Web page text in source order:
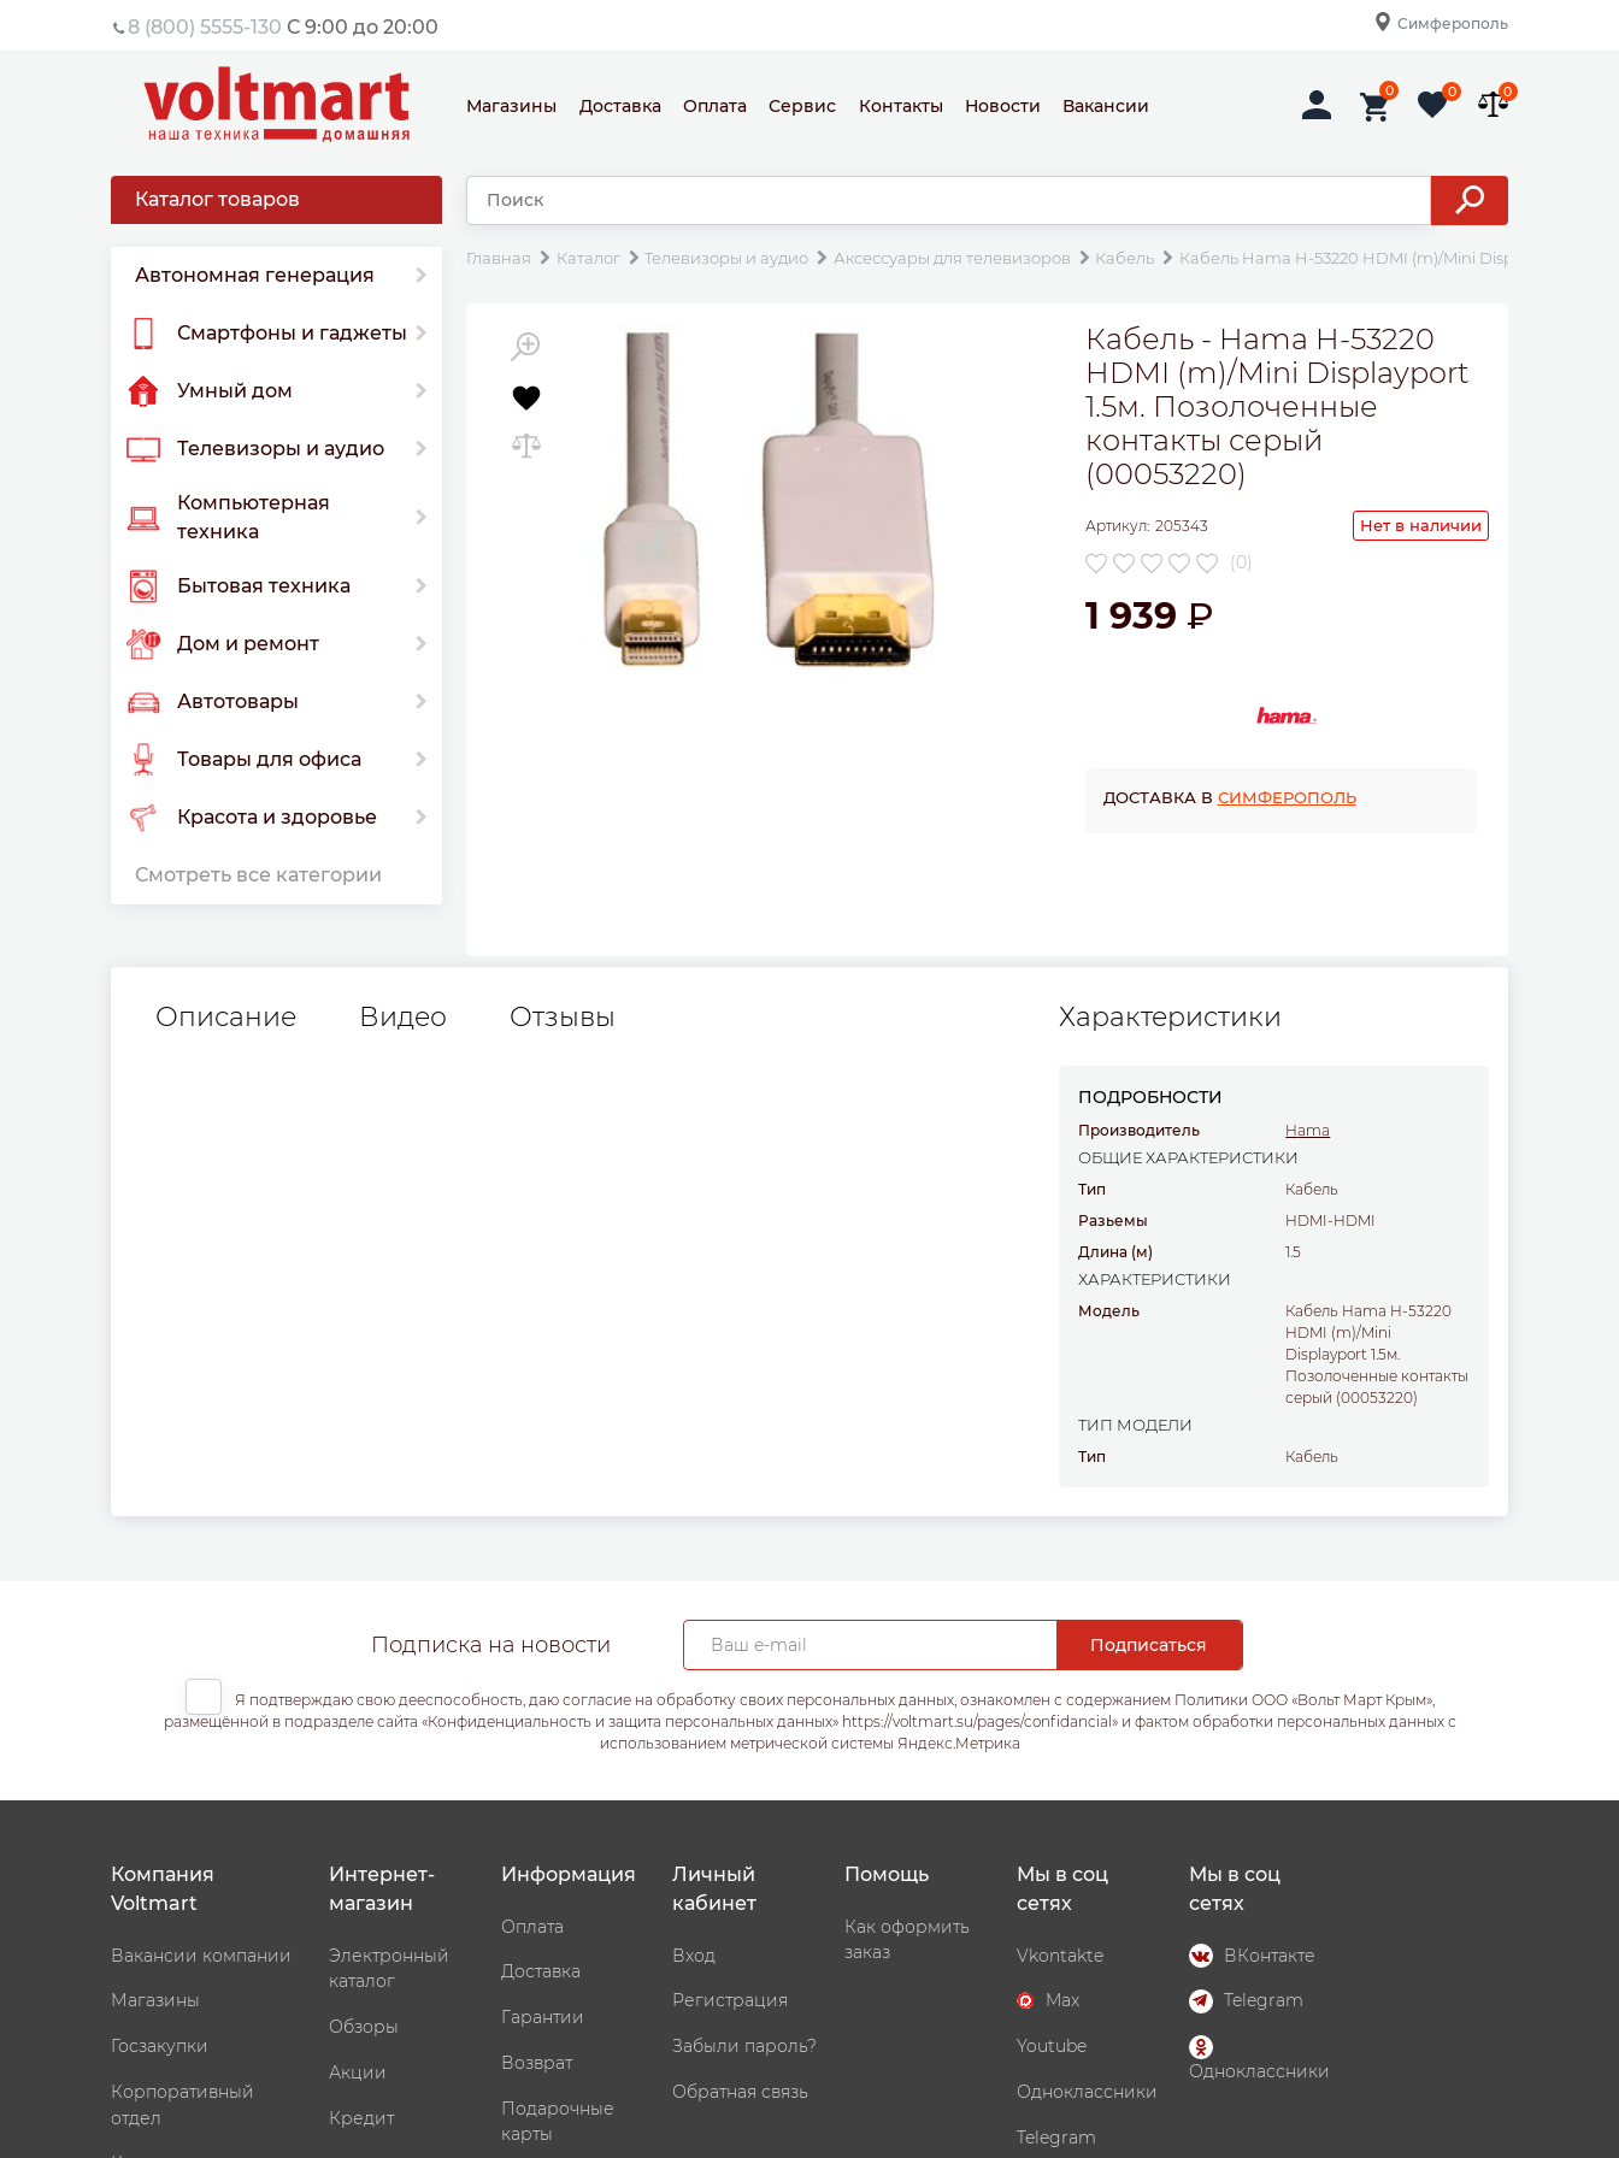
8 (800) 5555-130 С 9:00 до 20:00 Симферополь
Магазины Доставка Оплата Сервис Контакты Новости Вакансии
0 0 0
Каталог товаров
Автономная генерация
Смартфоны и гаджеты
Умный дом
Телевизоры и аудио
Компьютерная
техника
Бытовая техника
Дом и ремонт
Автотовары
Товары для офиса
Красота и здоровье
Смотреть все категории
Главная Каталог Телевизоры и аудио Аксессуары для телевизоров Кабель Кабель Hama H-53220 HDMI (m)/Mini Displayport
Кабель - Hama H-53220
HDMI (m)/Mini Displayport
1.5м. Позолоченные
контакты серый
(00053220)
Артикул: 205343 Нет в наличии
(0)
1 939
ДОСТАВКА В СИМФЕРОПОЛЬ
Описание Видео Отзывы Характеристики
ПОДРОБНОСТИ
Производитель Hama
ОБЩИЕ ХАРАКТЕРИСТИКИ
Тип
Кабель
Разьемы
HDMI-HDMI
Длина (м) 1.5
ХАРАКТЕРИСТИКИ
Модель
Кабель Hama H-53220
HDMI (m)/Mini
Displayport 1.5м.
Позолоченные контакты
серый (00053220)
ТИП МОДЕЛИ
Тип Кабель
Подписка на новости
Я подтверждаю свою дееспособность, даю согласие на обработку своих персональных данных, ознакомлен с содержанием Политики ООО «Вольт Март Крым»,
размещённой в подразделе сайта «Конфиденциальность и защита персональных данных» https://voltmart.su/pages/confidancial» и фактом обработки персональных данных с
использованием метрической системы Яндекс.Метрика
Компания
Voltmart
Вакансии компании
Магазины
Госзакупки
Корпоративный
отдел
Интернет-
магазин
Электронный
каталог
Обзоры
Акции
Кредит
Информация
Оплата
Доставка
Гарантии
Возврат
Подарочные
карты
Личный
кабинет
Вход
Регистрация
Забыли пароль?
Обратная связь
Помощь
Как оформить
заказ
Мы в соц
сетях
Vkontakte
Max
Youtube
Одноклассники
Telegram
Мы в соц
сетях
ВКонтакте
Telegram
Одноклассники